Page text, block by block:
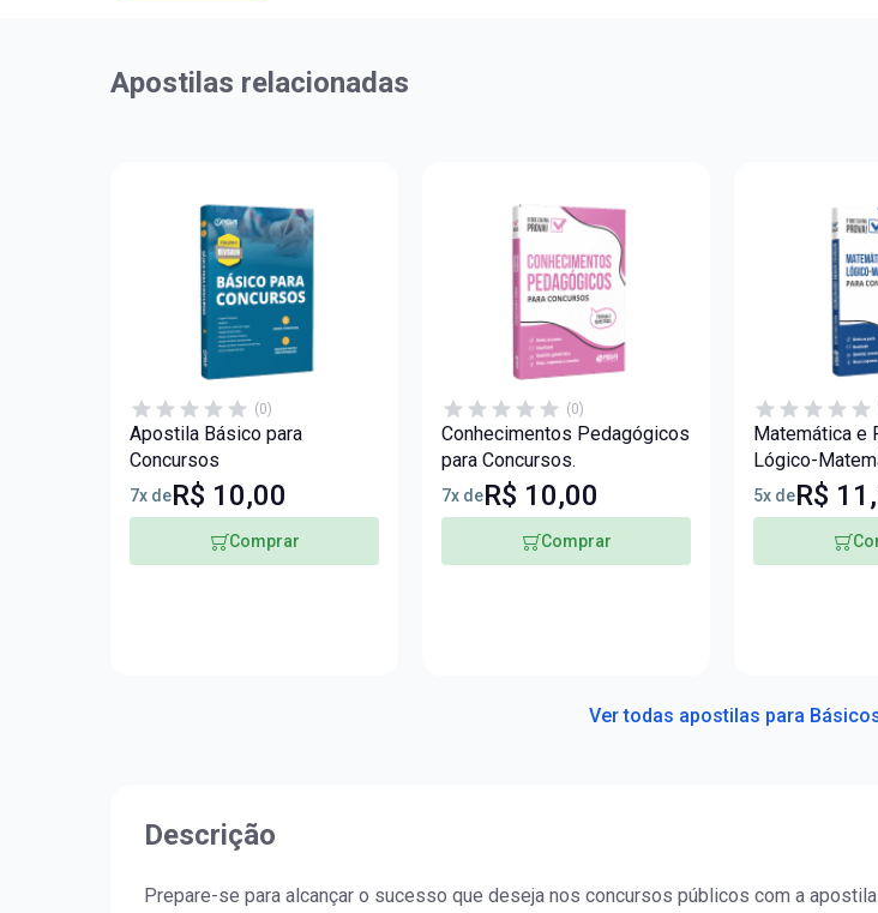
Apostilas relacionadas
(0)
Apostila Básico para
Concursos
7x deR$ 10,00
Comprar
(0)
Conhecimentos Pedagógicos
para Concursos.
7x deR$ 10,00
Comprar
Matemática e
Lógico-
Concursos -
5x deR$
Ver todas apostilas para
Descrição
Prepare-se para alcançar o sucesso que deseja nos concursos públicos com a apostila